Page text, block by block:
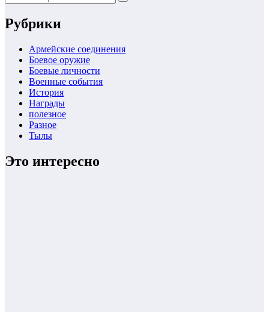
Рубрики
Армейские соединения
Боевое оружие
Боевые личности
Военные события
История
Награды
полезное
Разное
Тылы
Это интересно